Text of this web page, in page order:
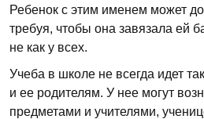
Ребенок с этим именем может
требуя, чтобы она завязала ей
не как у всех.
Учеба в школе не всегда идет
и ее родителям. У нее могут
предметами и учителями,